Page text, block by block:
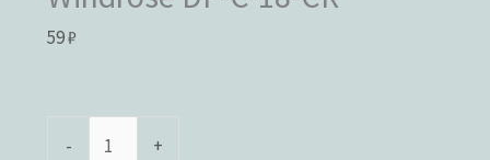
59₽
- +